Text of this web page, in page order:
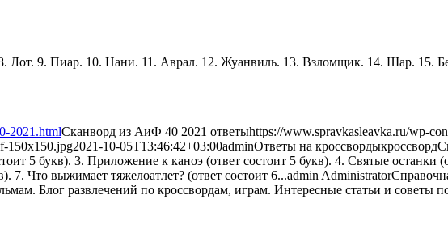
9. Пиар. 10. Нани. 11. Аврал. 12. Жуанвиль. 13. Взломщик. 14. Шар. 15.
2021.htmlСканворд из АиФ 40 2021 ответыhttps://www.spravkasleavka.ru/wp-
150x150.jpg2021-10-05T13:46:42+03:00adminОтветы на кроссвордыкроссворд
5 букв). 3. Приложение к каноэ (ответ состоит 5 букв). 4. Святые останки
7. Что выжимает тяжелоатлет? (ответ состоит 6...admin Administrator